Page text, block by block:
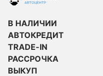
В НАЛИЧИИ
АВТОКРЕДИТ
TRADE-IN
РАССРОЧКА
ВЫКУП